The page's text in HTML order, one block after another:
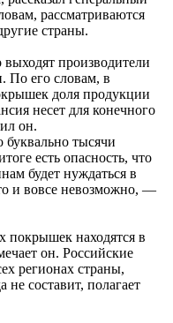
рассматриваются
страны.
производители
По его словам, в
доля продукции
несет для конечного
он.
тысячи
есть опасность, что
будет нуждаться в
и вовсе невозможно, —
покрышек находятся в
он. Российские
регионах страны,
не составит, полагает